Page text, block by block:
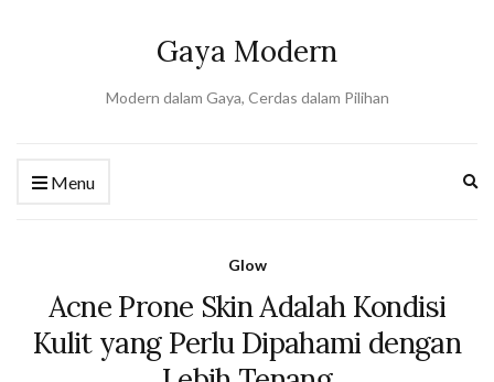
Gaya Modern
Modern dalam Gaya, Cerdas dalam Pilihan
Menu
Glow
Acne Prone Skin Adalah Kondisi
Kulit yang Perlu Dipahami dengan